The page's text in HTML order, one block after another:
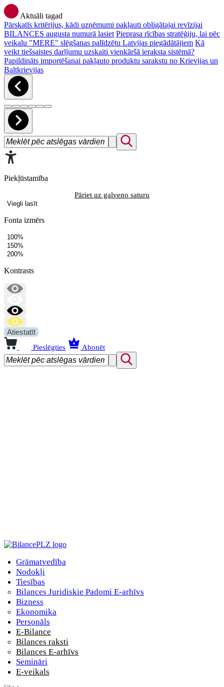
Aktuāli tagad
Pārskatīs kritērijus, kādi uzņēmumi pakļauti obligātajai revīzijai
BILANCES augusta numurā lasiet Pieprasa rīcības stratēģiju, lai pēc
veikalu "MERE" slēgšanas palīdzētu Latvijas piegādātājiem Kā
veikt tiešsaistes darījumu uzskaiti vienkāršā ieraksta sistēmā?
Papildināts importēšanai pakļauto produktu sarakstu no Krievijas un
Baltkrievijas
Piekļūstamība
Pāriet uz galveno saturu
Viegli lasīt
Fonta izmērs
100%
150%
200%
Kontrasts
Atiestatīt
Pieslēgties Abonēt
Grāmatvedība
Nodokļi
Tiesības
Bilances Juridiskie Padomi E-arhīvs
Bizness
Ekonomika
Personāls
E-Bilance
Bilances raksti
Bilances E-arhīvs
Semināri
E-veikals